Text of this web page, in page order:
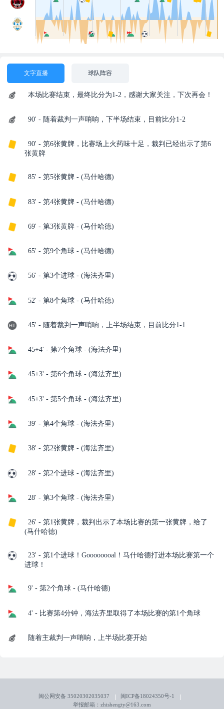
文字直播 球队阵容
本场比赛结束，最终比分为1-2，感谢大家关注，下次再会！
90' - 随着裁判一声哨响，下半场结束，目前比分1-2
90' - 第6张黄牌，比赛场上火药味十足，裁判已经出示了第6
张黄牌
85' - 第5张黄牌 - (马什哈德)
83' - 第4张黄牌 - (马什哈德)
69' - 第3张黄牌 - (马什哈德)
65' - 第9个角球 - (马什哈德)
56' - 第3个进球 - (海法齐里)
52' - 第8个角球 - (马什哈德)
45' - 随着裁判一声哨响，上半场结束，目前比分1-1
45+4' - 第7个角球 - (海法齐里)
45+3' - 第6个角球 - (海法齐里)
45+3' - 第5个角球 - (海法齐里)
39' - 第4个角球 - (海法齐里)
38' - 第2张黄牌 - (海法齐里)
28' - 第2个进球 - (海法齐里)
28' - 第3个角球 - (海法齐里)
26' - 第1张黄牌，裁判出示了本场比赛的第一张黄牌，给了
(马什哈德)
23' - 第1个进球！Goooooooal！马什哈德打进本场比赛第一个
进球！
9' - 第2个角球 - (马什哈德)
4' - 比赛第4分钟，海法齐里取得了本场比赛的第1个角球
随着主裁判一声哨响，上半场比赛开始
闽公网安备 35020302035037
闽ICP备18024350号-1
举报邮箱：zhishengty@163.com